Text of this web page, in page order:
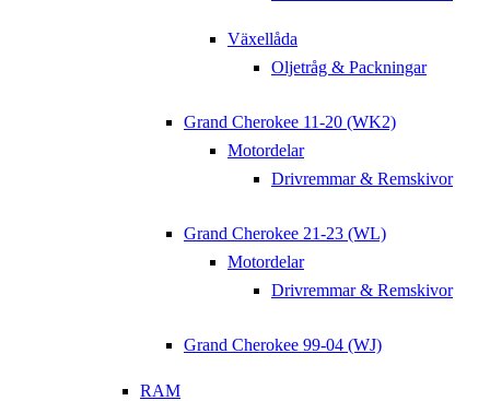
Växellåda
Oljetråg & Packningar
Grand Cherokee 11-20 (WK2)
Motordelar
Drivremmar & Remskivor
Grand Cherokee 21-23 (WL)
Motordelar
Drivremmar & Remskivor
Grand Cherokee 99-04 (WJ)
RAM